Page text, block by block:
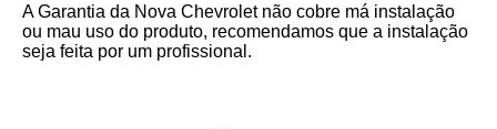
A Garantia da Nova Chevrolet não cobre má instalação
ou mau uso do produto, recomendamos que a instalação
seja feita por um profissional.